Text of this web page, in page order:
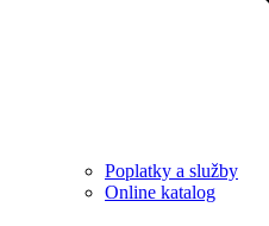
Poplatky a služby
Online katalog